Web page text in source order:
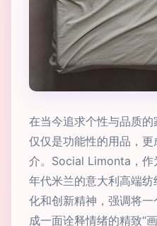
在当今追求个性与品质
仅仅是功能性的用品，
介。Social Limonta，作
年代米兰的意大利高端
化和创新精神，强调将
成一面诠释情绪的精致“